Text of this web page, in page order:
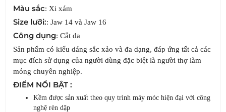
Màu sắc: Xi xám
Size lưỡi:: Jaw 14 và Jaw 16
Công dụng: Cắt da
Sản phẩm có kiểu dáng sắc xảo và đa dạng, đáp ứng tất cả các
mục đích sử dụng của người dùng đặc biệt là người thợ làm
móng chuyên nghiệp.
ĐIỂM NỔI BẬT :
Kềm được sản xuất theo quy trình máy móc hiện đại với công
nghệ rèn dập